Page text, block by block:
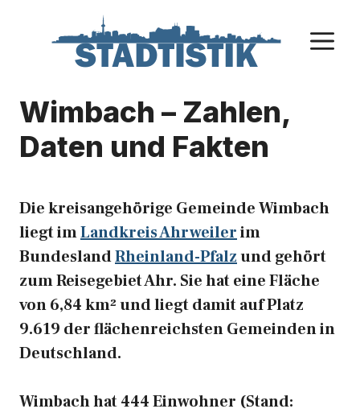
Wimbach – Zahlen,
Daten und Fakten
Die kreisangehörige Gemeinde Wimbach
liegt imLandkreis Ahrweilerim
BundeslandRheinland-Pfalzund gehört
zum Reisegebiet Ahr. Sie hat eine Fläche
von 6,84 km² und liegt damit auf Platz
9.619 der flächenreichsten Gemeinden in
Deutschland.
Wimbach hat 444 Einwohner (Stand: